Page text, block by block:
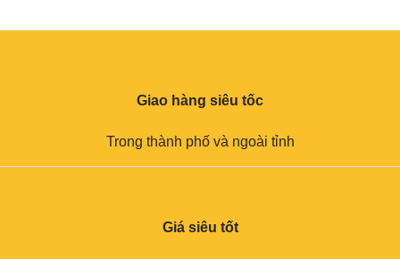
Giao hàng siêu tốc
Trong thành phố và ngoài tỉnh
Giá siêu tốt